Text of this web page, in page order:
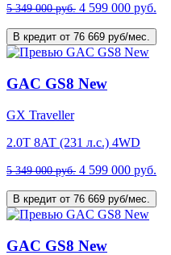
5 349 000 руб. 4 599 000 руб.
В кредит от 76 669 руб/мес.
GAC GS8 New
GX Traveller
2.0T 8AT (231 л.с.) 4WD
5 349 000 руб. 4 599 000 руб.
В кредит от 76 669 руб/мес.
GAC GS8 New